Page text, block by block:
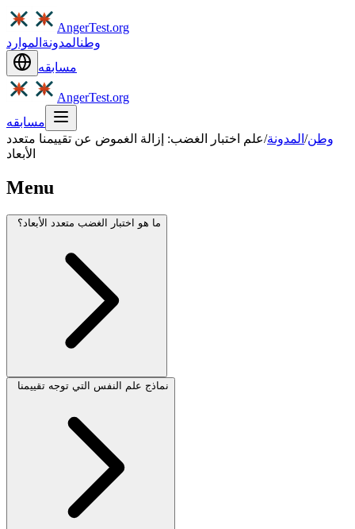
AngerTest.org
وطنالمدونة الموارد
مسابقه
AngerTest.org
مسابقه
وطن/ المدونة/علم اختبار الغضب: إزالة الغموض عن تقييمنا متعدد
الأبعاد
Menu
ما هو اختبار الغضب متعدد الأبعاد؟
نماذج علم النفس التي توجه تقييمنا